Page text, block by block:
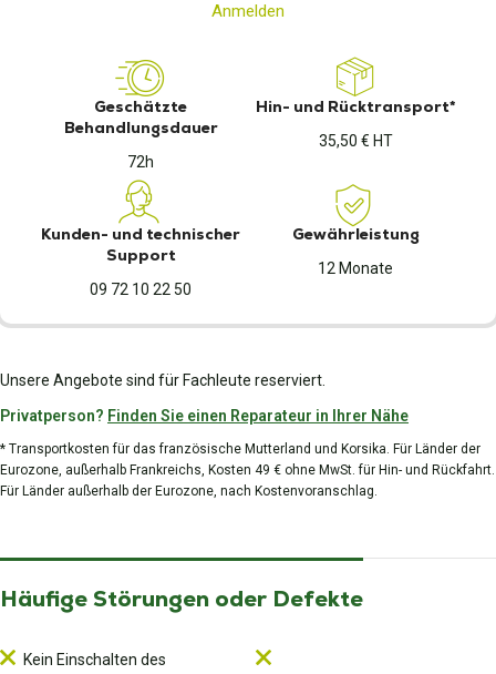
Anmelden
Geschätzte
Behandlungsdauer
72h
Hin- und Rücktransport*
35,50 € HT
Kunden- und technischer
Support
09 72 10 22 50
Gewährleistung
12 Monate
Unsere Angebote sind für Fachleute reserviert.
Privatperson? Finden Sie einen Reparateur in Ihrer Nähe
* Transportkosten für das französische Mutterland und Korsika. Für Länder der
Eurozone, außerhalb Frankreichs, Kosten 49 € ohne MwSt. für Hin- und Rückfahrt.
Für Länder außerhalb der Eurozone, nach Kostenvoranschlag.
Häufige Störungen oder Defekte
Kein Einschalten des